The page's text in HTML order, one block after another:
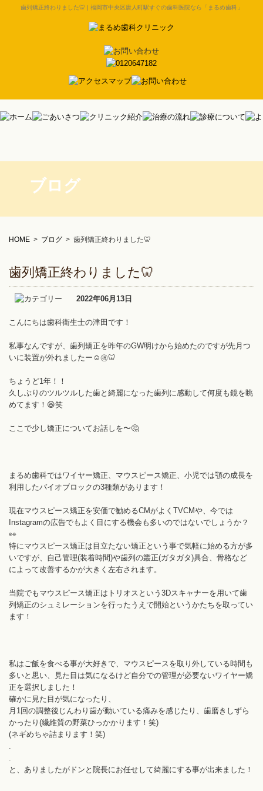
歯列矯正終わりました🦷 | 福岡市中央区唐人町駅すぐの歯科医院なら「まるめ歯科」
ブログ
HOME > ブログ > 歯列矯正終わりました🦷
歯列矯正終わりました🦷
2022年06月13日
こんにちは歯科衛生士の津田です！
私事なんですが、歯列矯正を昨年のGW明けから始めたのですが先月つ
いに装置が外れましたー☺️㊗️🦷
ちょうど1年！！
久しぶりのツルツルした歯と綺麗になった歯列に感動して何度も鏡を眺
めてます！😆笑
ここで少し矯正についてお話しを〜🤔
まるめ歯科ではワイヤー矯正、マウスピース矯正、小児では顎の成長を
利用したバイオブロックの3種類があります！
現在マウスピース矯正を安価で勧めるCMがよくTVCMや、今では
Instagramの広告でもよく目にする機会も多いのではないでしょうか？
👀
特にマウスピース矯正は目立たない矯正という事で気軽に始める方が多
いですが、自己管理(装着時間)や歯列の叢正(ガタガタ)具合、骨格など
によって改善するかが大きく左右されます。
当院でもマウスピース矯正はトリオスという3Dスキャナーを用いて歯
列矯正のシュミレーションを行ったうえで開始というかたちを取ってい
ます！
私はご飯を食べる事が大好きで、マウスピースを取り外している時間も
多いと思い、見た目は気になるけど自分での管理が必要ないワイヤー矯
正を選択しました！
確かに見た目が気になったり、
月1回の調整後じんわり歯が動いている痛みを感じたり、歯磨きしずら
かったり(繊維質の野菜ひっかかります！笑)
(ネギめちゃ詰まります！笑)
.
.
と、ありましたがドンと院長にお任せして綺麗にする事が出来ました！